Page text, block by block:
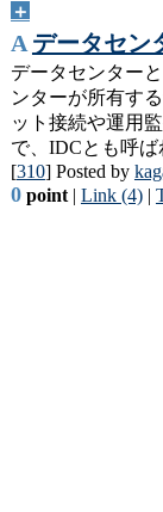
＋
A データセン
データセンター
ンターが所有す
ット接続や運用
で、IDCとも呼
[310] Posted by
0point| Link (4)|